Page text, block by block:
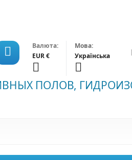

Валюта:
EUR €

Мова:
Українська

ПОЛОВ,